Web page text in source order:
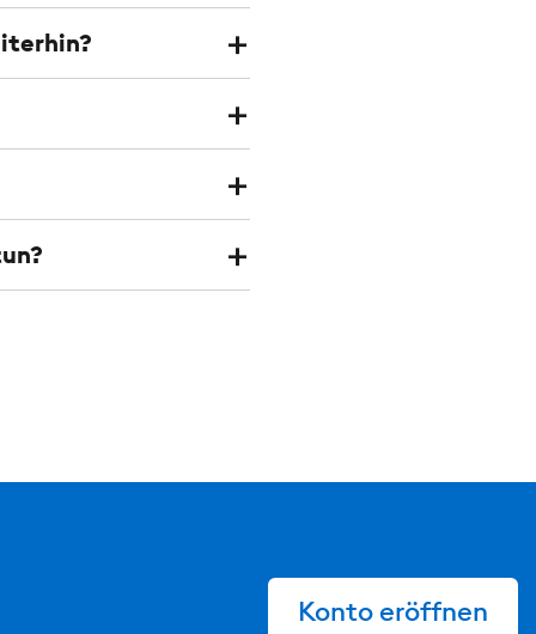
Konto eröffnen